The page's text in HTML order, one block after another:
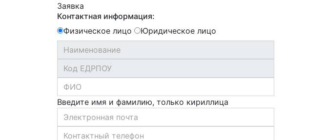
Заявка
Контактная информация:
Физическое лицо
Юридическое лицо
Введите имя и фамилию, только кириллица